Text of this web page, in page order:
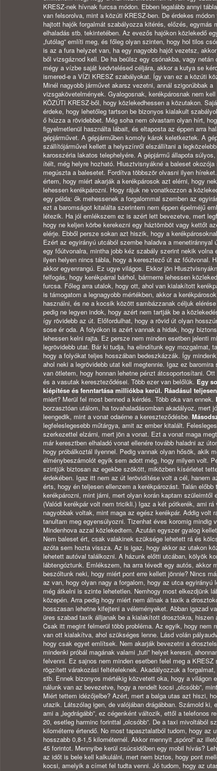
KRESZ-nek hívnak furcsa módon. Ebben legalább annyi
van felsorolva, mint a közúti KRESZ-ben. De érdekes módon
hajtott hajók forgalmát szabályozza kitérés, előzés, egymás
elhaladás stb. tekintetében. Az evezős hajókon közlekedő
„futólag” említi meg, és főleg olyan szinten, hogy hol tilos
is az a fura helyzet van, ha egy nagyobb hajót vezetsz,
ből vizsgáznod kell. De ha beülsz egy csónakba, vagy netán
mégy a vízbe saját kedvtelésed céljára, akkor a kutya se
ismered-e a VÍZI KRESZ szabályokat. Így van ez a közúti
Minél nagyobb járművet akarsz vezetni, annál szigorúbbak a
vizsgakövetelmények. Gyalogosnak, kerékpárosnak nem
KÖZÚTI KRESZ-ből, hogy közlekedhessen a közutakon.
érdeke, hogy lehetőleg tartson be bizonyos kialakult
ő húzza a rövidebbet. Még soha nem olvastam olyan hírt,
figyelmetlenül használta lábait, és eltaposta az éppen arra
gépjárművet. A gépjárműben komoly károk keletkeztek. A
szállítójárművel kellett a helyszínről elszállítani a
karosszéria lakatos telephelyére. A gépjármű állapota
ítélt, még helyre hozható. Hlusztvisnyákné a baleset okozója
megúszta a balesetet. Fordítva többször olvasni ilyen
értem, hogy miért akarják a kerékpárosok azt elérni, hogy
lehessen kerékpározni. Hogy rájuk ne vonatkozzon a
egy példa: ők mehessenek a forgalommal szemben az
ezt a baromságot kitalálta szerintem nem éppen épelméjű
létezik. Ha jól emlékszem ez is azért lett bevezetve, mert
hogy ne keljen körbe kerekezni egy háztömböt vagy kettőt
elérje. Ebből persze sokan azt hiszik, hogy a
Ezért az egyirányú utcából szembe haladva a menetiránnyal
egy főútvonalra, mintha jobb kéz szabály szerint nekik volna
ilyen helyen nincs tábla, hogy a keresztező út az főútvonal.
akkor egyenrangú. Ez ugye világos. Ekkor jön
felfogás, hogy kerékpárral bárhol, bármerre lehessen
furcsa. Főleg arra utalok, hogy ott, ahol van kialakított
is támogatom a legnagyobb mértékben, akkor a
használni, és ne a kocsik között sambázzanak céljuk
pedig ne legyen indok, hogy azért nem tartják be a
így rövidebb az út. Előfordulhat, hogy a rövid út olyan
sose ér oda. A folyókon is azért vannak a hidak, hogy
lehessen kelni rajta. Ez persze nem minden esetben jelenti
legrövidebb utat. Bár ki tudja, ha elindítunk egy mozgalmat,
hogy a folyókat teljes hosszában bedeszkázzák. Így
ahol neki a legrövidebb utat kell megtennie. Igaz ez baromira
van ötletem, hogy honnan lehetne pénzt átcsoportosítani.
és a vasutak kereszteződései. Több ezer van belőlük. Egy
kiépítése és fenntartása milliókba kerül. Ráadásul
miért? Merül fel most benned a kérdés. Több oka van ennek.
borzasztóan utálom, ha tovahaladásomban akadályoz, mert
leengedik, mint a vonat odaérne a kereszteződésbe.
legfeleslegesebb műtárgya, amit az ember kitalált.
szerkezettel elzárni, mert jön a vonat. Ezt a vonat maga
már keresztben elhaladó vonat ellenére tovább haladni az
hogy próbálkoztál ilyennel. Pedig vannak olyan hősök, akik
élménybeszámolót egyik sem adott még, hogy milyen volt.
szintjük biztosan az egekbe szökött, miközben kísérletet
érdekében. Igaz itt nem az út lerövidítése volt a cél, hanem
érts, hogy én teljesen ellenzem a kerékpározást. Talán előbb
kerékpározni, mint járni, mert olyan korán kaptam szüleimtől
(Valódi kerékpár volt nem tricikli.) Igaz a két pótkerék, ami
nagyobbak voltak, mint maga az egész kerékpár. Addig volt
tanultam meg egyensúlyozni. Tizenhat éves koromig mindig
Mindenhova azzal közlekedtem. Azután egyszer gyalog
Nem baleset ért, csak valakinek szüksége lehetett rá és
azóta sem hozta vissza. Az is igaz, hogy akkor az utakon
lehetett autóval találkozni. A házunk előtti utcában, kölyök
lábtengóztunk. Emlékszem, ha arra tévedt egy autós, akkor
beszóltunk neki, hogy miért pont erre kellett jönnie? Nincs
az van, hogy olyan nagy a forgalom, hogy az utca egyirányú
még átkelni is szinte lehetetlen. Nemhogy most elkezdjünk
közepén. Arra pedig hogy miért nem állnak a taxik a
hosszasan lehetne kifejteni a véleményeket. Abban igazad
üres szabad taxik álljanak be a kialakított drosztokra, hiszen
Csak itt megint felmerül több probléma. Az egyik, hogy nem
van ott kialakítva, ahol szükséges lenne. Lásd volán
hogy csak egyet említsek. Nem akarják bevezetni a
mindenki próbál magának valami „tuti” helyet keresni,
felvenni. Ez sajnos nem minden esetben felel meg a KRESZ
rögzített várakozási feltételeknek. Akadályozzuk a
stb. Ennek bizonyos mértékig közvetett oka, hogy a világon
nálunk van az bevezetve, hogy a rendelt kocsi „olcsóbb”,
Miért tettem idézőjelbe? Azért, mert a balga utas azt hiszi,
utazik. Látszólag igen, de valójában drágábban. Számold ki,
ami a „legdrágább”, ez cégenként változik, ettől a telefonos
20, esetleg harminc forinttal „olcsóbb”. De a taxi mivoltából
kilométerre értendő. No most tapasztalatból tudom, hogy az
hosszabb 0,8-1,5 kilométernél. Akkor mennyit „spórol” az
45 forintot. Mennyibe kerül csúcsidőben egy mobil hívás?
az időt is bele kell kalkulálni, mert nem biztos, hogy pont
kocsi, amelyik a címet fel tudta venni. Jó tudom, hogy az